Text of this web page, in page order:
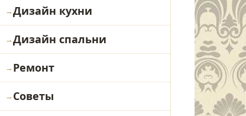
Дизайн кухни
Дизайн спальни
Ремонт
Советы